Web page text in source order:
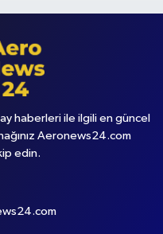
haberleri ile ilgili en güncel
Aeronews24.com
edin.